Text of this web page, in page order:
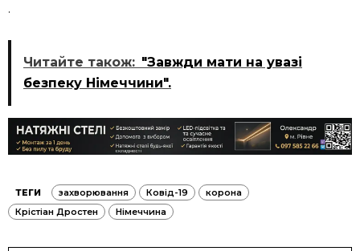
.
Читайте також: "Завжди мати на увазі
безпеку Німеччини".
ТЕГИ захворювання Ковід-19
корона
Крістіан Дростен
Німеччина